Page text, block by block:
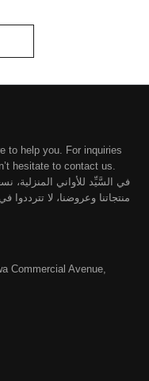
to help you. For inquiries
hesitate to contact us.
في السَّيِّد للأواني المنزلية،
منتجاتنا وعروضنا، لا تترددوا
Commercial Avenue,